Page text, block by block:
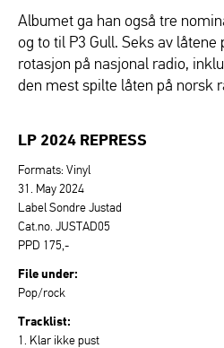
Albumet ga han også tre
og to til P3 Gull. Seks av låtene
rotasjon på nasjonal radio,
den mest spilte låten på norsk
LP 2024 REPRESS
Formats: Vinyl
31. May 2024
Label Sondre Justad
Cat.no. JUSTAD05
PPD 175,-
File under:
Pop/rock
Tracklist:
1. Klar ikke pust